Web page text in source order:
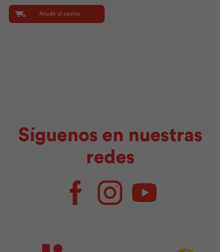
Base
gl
Añadir al carrito
Síguenos en nuestras
redes
FacebookInstagramYoutube